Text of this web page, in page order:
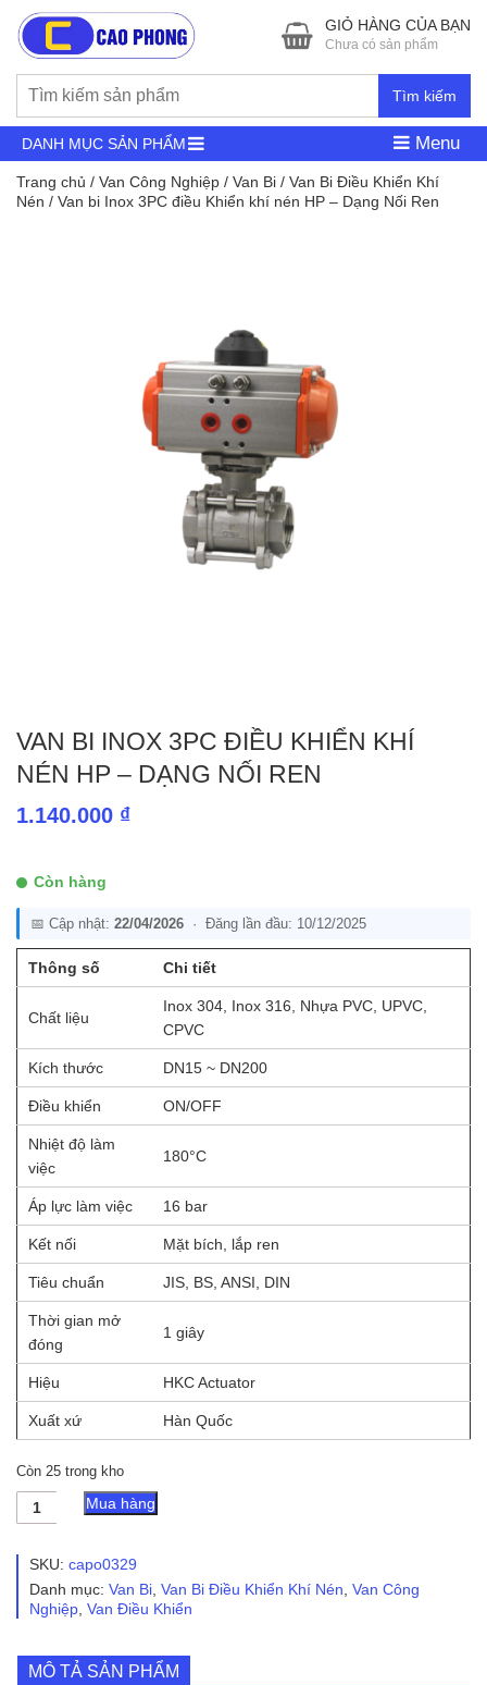
Tìm kiếm
GIỎ HÀNG CỦA BẠN
Chưa có sản phẩm
DANH MỤC SẢN PHẨM Menu
Trang chủ / Van Công Nghiệp / Van Bi / Van Bi Điều Khiển Khí
Nén / Van bi Inox 3PC điều Khiển khí nén HP – Dạng Nối Ren
VAN BI INOX 3PC ĐIỀU KHIỂN KHÍ
NÉN HP – DẠNG NỐI REN
1.140.000 ₫
Còn hàng
📅 Cập nhật: 22/04/2026 · Đăng lần đầu: 10/12/2025
Thông số Chi tiết
Chất liệu
Inox 304, Inox 316, Nhựa PVC, UPVC,
CPVC
Kích thước DN15 ~ DN200
Điều khiển ON/OFF
Nhiệt độ làm
việc
180°C
Áp lực làm việc 16 bar
Kết nối Mặt bích, lắp ren
Tiêu chuẩn JIS, BS, ANSI, DIN
Thời gian mở
đóng
1 giây
Hiệu HKC Actuator
Xuất xứ Hàn Quốc
Còn 25 trong kho
Van
bi
3PC
Khiển
khí
HP
Mua hàng
SKU: capo0329
Danh mục: Van Bi, Van Bi Điều Khiển Khí Nén, Van Công
Nghiệp, Van Điều Khiển
MÔ TẢ SẢN PHẨM